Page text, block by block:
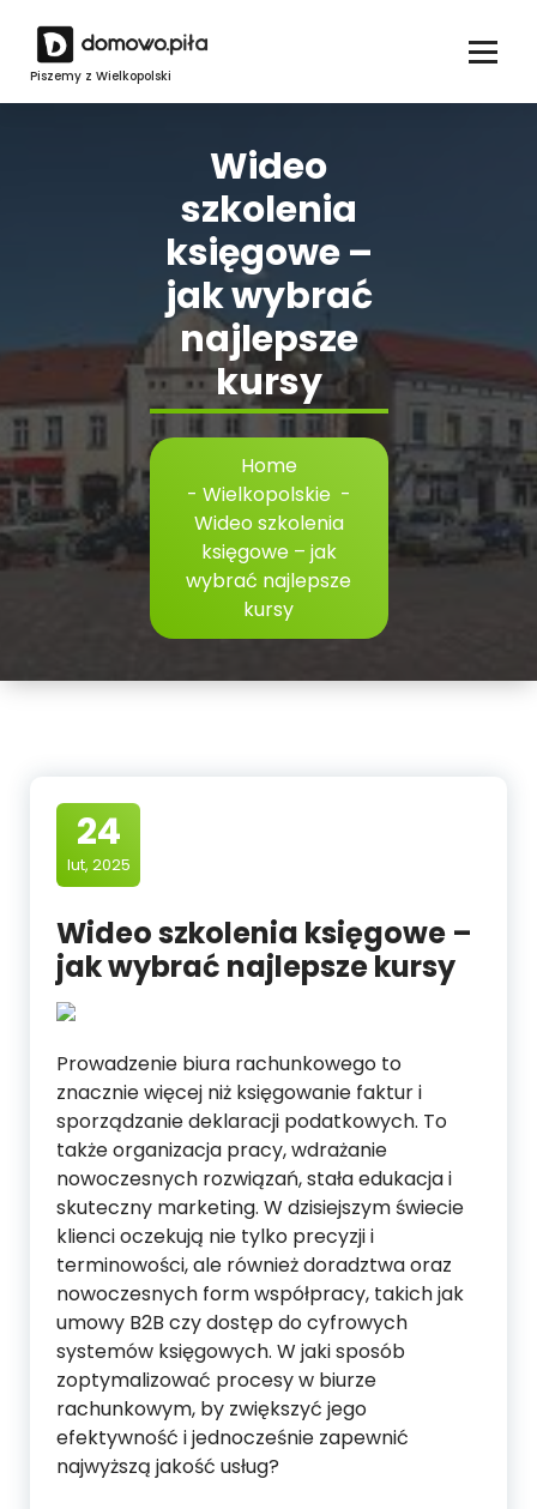
content
Piszemy z Wielkopolski
Wideo
szkolenia
księgowe –
jak wybrać
najlepsze
kursy
Home
- Wielkopolskie-
Wideo szkolenia
księgowe – jak
wybrać najlepsze
kursy
24
lut, 2025
Wideo szkolenia księgowe –
jak wybrać najlepsze kursy
Prowadzenie biura rachunkowego to
znacznie więcej niż księgowanie faktur i
sporządzanie deklaracji podatkowych. To
także organizacja pracy, wdrażanie
nowoczesnych rozwiązań, stała edukacja i
skuteczny marketing. W dzisiejszym świecie
klienci oczekują nie tylko precyzji i
terminowości, ale również doradztwa oraz
nowoczesnych form współpracy, takich jak
umowy B2B czy dostęp do cyfrowych
systemów księgowych. W jaki sposób
zoptymalizować procesy w biurze
rachunkowym, by zwiększyć jego
efektywność i jednocześnie zapewnić
najwyższą jakość usług?